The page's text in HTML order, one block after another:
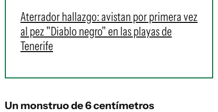
Aterrador hallazgo: avistan por primera vez
al pez "Diablo negro" en las playas de
Tenerife
Un monstruo de 6 centímetros